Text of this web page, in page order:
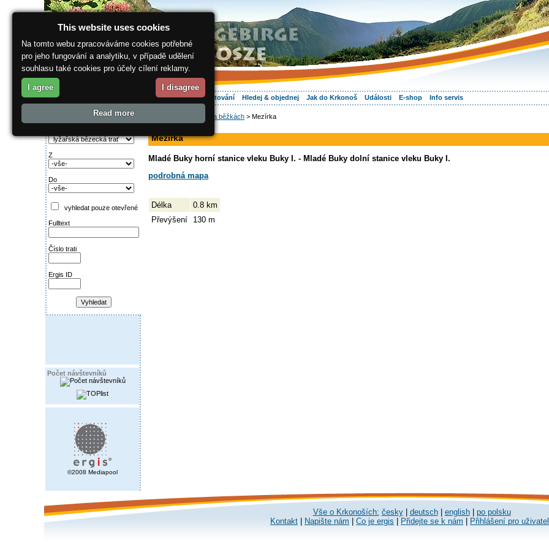
O regionu Vaše dovolená Ubytování Hledej & objednej Jak do Krkonoš Události E-shop Info servis
Najděte si:
Z
Do
vyhledat pouze otevřené
Fulltext
Číslo trati
Ergis ID
Počet návštevníků
©2008 Mediapool
Na běžkách > Mezírka
Mezírka
Mladé Buky horní stanice vleku Buky I. - Mladé Buky dolní stanice vleku Buky I.
podrobná mapa
Délka
0.8 km
Převýšení
130 m
Vše o Krkonoších: česky| deutsch| english| po polsku
Kontakt
Napište nám Co je ergis Přidejte se k nám Přihlášení pro
This website uses cookies
Na tomto webu zpracováváme cookies potřebné
pro jeho fungování a analytiku, v případě udělení
souhlasu také cookies pro účely cílení reklamy.
I agree I disagree
Read more